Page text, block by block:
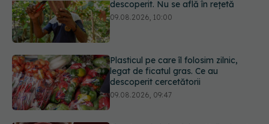
Plasticul pe care îl folosim zilnic,
Simptomele infecției cu Helicobacter
pylori. Se poate trăi cu această